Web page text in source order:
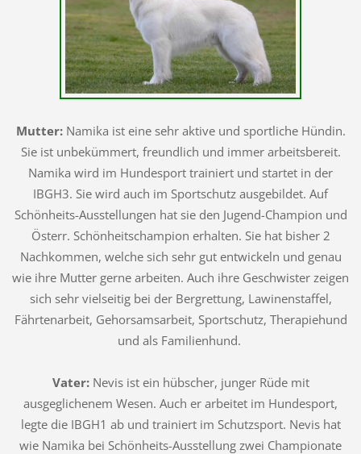
Mutter:Namika ist eine sehr aktive und sportliche Hündin.
Sie ist unbekümmert, freundlich und immer arbeitsbereit.
Namika wird im Hundesport trainiert und startet in der
IBGH3. Sie wird auch im Sportschutz ausgebildet. Auf
Schönheits-Ausstellungen hat sie den Jugend-Champion und
Österr. Schönheitschampion erhalten. Sie hat bisher 2
Nachkommen, welche sich sehr gut entwickeln und genau
wie ihre Mutter gerne arbeiten. Auch ihre Geschwister zeigen
sich sehr vielseitig bei der Bergrettung, Lawinenstaffel,
Fährtenarbeit, Gehorsamsarbeit, Sportschutz, Therapiehund
und als Familienhund.
Vater: Nevis ist ein hübscher, junger Rüde mit
ausgeglichenem Wesen. Auch er arbeitet im Hundesport,
legte die IBGH1 ab und trainiert im Schutzsport. Nevis hat
wie Namika bei Schönheits-Ausstellung zwei Championate